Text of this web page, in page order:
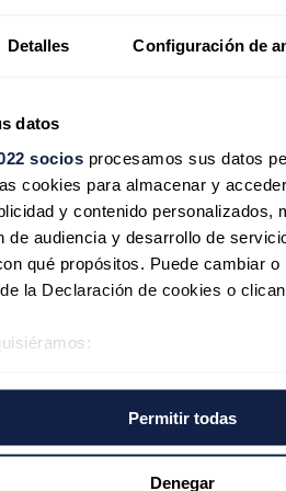
Detalles Configuración de
datos
sociosprocesamos sus datos
cookies para almacenar y
y contenido personalizados,
de audiencia y desarrollo de
qué propósitos. Puede cambiar
la Declaración de cookies o
analizándolo activamente
digitales)
sobre cómo se procesan sus
Permitir todas
Denegar
trabajar
bien" con Burnham
fiscal